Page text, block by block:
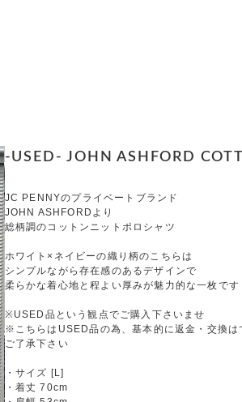
-USED- JOHN ASHFORD
JC PENNYのプライベートブランド
JOHN ASHFORDより
総柄調のコットンニットポロシャツ
ホワイト×ネイビーの織り柄のこちらは
シンプルながら存在感のあるデザインで
柔らかな着心地と程よい厚みが魅力的な一枚です
※USED品という観点でご購入下さいませ
※こちらはUSED品の為、基本的に返金・交換は
ご了承下さい
・サイズ [L]
・着丈 70cm